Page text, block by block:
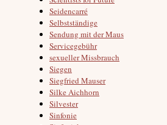
Seidencarré
Selbstständige
Sendung mit der Maus
Servicegebühr
sexueller Missbrauch
Siegen
Siegfried Mauser
Silke Aichhorn
Silvester
Sinfonie